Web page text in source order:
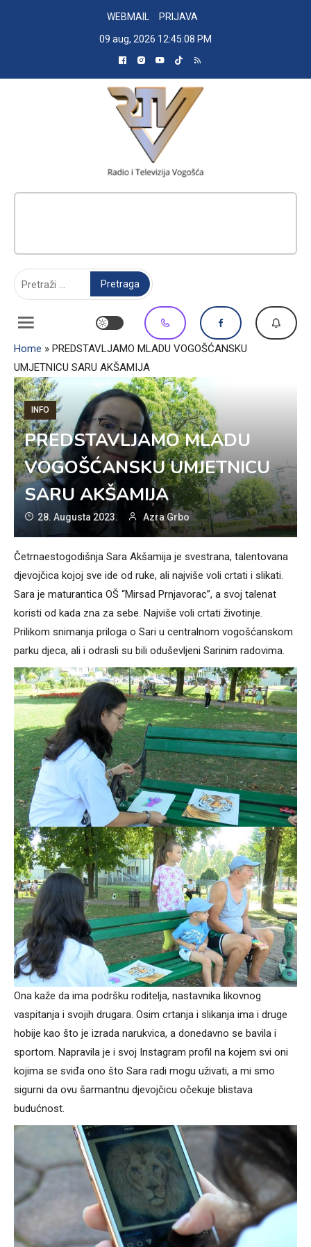
WEBMAIL
PRIJAVA
09 aug, 2026 12:45:08 PM
Home » PREDSTAVLJAMO MLADU VOGOŠĆANSKU
UMJETNICU SARU AKŠAMIJA
INFO
PREDSTAVLJAMO MLADU
VOGOŠĆANSKU UMJETNICU
SARU AKŠAMIJA
28. Augusta 2023. Azra Grbo
Četrnaestogodišnja Sara Akšamija je svestrana, talentovana
djevojčica kojoj sve ide od ruke, ali najviše voli crtati i slikati.
Sara je maturantica OŠ “Mirsad Prnjavorac”, a svoj talenat
koristi od kada zna za sebe. Najviše voli crtati životinje.
Prilikom snimanja priloga o Sari u centralnom vogošćanskom
parku djeca, ali i odrasli su bili oduševljeni Sarinim radovima.
Ona kaže da ima podršku roditelja, nastavnika likovnog
vaspitanja i svojih drugara. Osim crtanja i slikanja ima i druge
hobije kao što je izrada narukvica, a donedavno se bavila i
sportom. Napravila je i svoj Instagram profil na kojem svi oni
kojima se sviđa ono što Sara radi mogu uživati, a mi smo
sigurni da ovu šarmantnu djevojčicu očekuje blistava
budućnost.